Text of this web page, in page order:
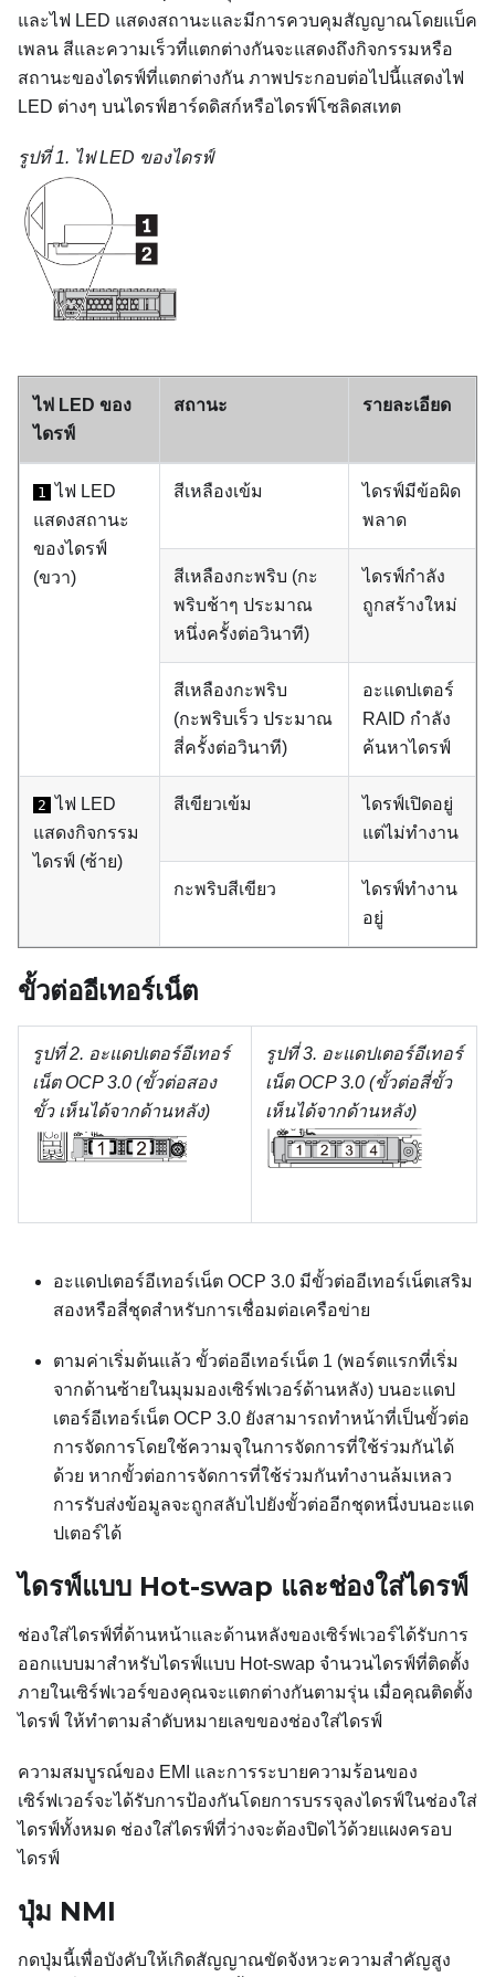
และไฟ LED แสดงสถานะและมีการควบคุมสัญญาณโดยแบ็ค
เพลน สีและความเร็วที่แตกต่างกันจะแสดงถึงกิจกรรมหรือ
สถานะของไดรฟ์ที่แตกต่างกัน ภาพประกอบต่อไปนี้แสดงไฟ
LED ต่างๆ บนไดรฟ์ฮาร์ดดิสก์หรือไดรฟ์โซลิดสเทต
รูปที่ 1. ไฟ LED ของไดรฟ์
ไฟ LED ของ
ไดรฟ์
สถานะ รายละเอียด
1
ไฟ LED
แสดงสถานะ
ของไดรฟ์
(ขวา)
สีเหลืองเข้ม
ไดรฟ์มีข้อผิด
พลาด
สีเหลืองกะพริบ (กะ
พริบช้าๆ ประมาณ
หนึ่งครั้งต่อวินาที)
ไดรฟ์กำลัง
ถูกสร้างใหม่
สีเหลืองกะพริบ
(กะพริบเร็ว ประมาณ
สี่ครั้งต่อวินาที)
อะแดปเตอร์
RAID กำลัง
ค้นหาไดรฟ์
2 ไฟ LED
แสดงกิจกรรม
ไดรฟ์ (ซ้าย)
สีเขียวเข้ม
ไดรฟ์เปิดอยู่
แต่ไม่ทำงาน
กะพริบสีเขียว
ไดรฟ์ทำงาน
อยู่
ขั้วต่ออีเทอร์เน็ต
รูปที่ 2. อะแดปเตอร์อีเทอร์
เน็ต OCP 3.0 (ขั้วต่อสอง
ขั้ว เห็นได้จากด้านหลัง)
รูปที่ 3. อะแดปเตอร์อีเทอร์
เน็ต OCP 3.0 (ขั้วต่อสี่ขั้ว
เห็นได้จากด้านหลัง)
อะแดปเตอร์อีเทอร์เน็ต OCP 3.0 มีขั้วต่ออีเทอร์เน็ตเสริม
สองหรือสี่ชุดสำหรับการเชื่อมต่อเครือข่าย
ตามค่าเริ่มต้นแล้ว ขั้วต่ออีเทอร์เน็ต 1 (พอร์ตแรกที่เริ่ม
จากด้านซ้ายในมุมมองเซิร์ฟเวอร์ด้านหลัง) บนอะแดป
เตอร์อีเทอร์เน็ต OCP 3.0 ยังสามารถทำหน้าที่เป็นขั้วต่อ
การจัดการโดยใช้ความจุในการจัดการที่ใช้ร่วมกันได้
ด้วย หากขั้วต่อการจัดการที่ใช้ร่วมกันทำงานล้มเหลว
การรับส่งข้อมูลจะถูกสลับไปยังขั้วต่ออีกชุดหนึ่งบนอะแด
ปเตอร์ได้
ไดรฟ์แบบ Hot-swap และช่องใส่ไดรฟ์
ช่องใส่ไดรฟ์ที่ด้านหน้าและด้านหลังของเซิร์ฟเวอร์ได้รับการ
ออกแบบมาสำหรับไดรฟ์แบบ Hot-swap จำนวนไดรฟ์ที่ติดตั้ง
ภายในเซิร์ฟเวอร์ของคุณจะแตกต่างกันตามรุ่น เมื่อคุณติดตั้ง
ไดรฟ์ ให้ทำตามลำดับหมายเลขของช่องใส่ไดรฟ์
ความสมบูรณ์ของ EMI และการระบายความร้อนของ
เซิร์ฟเวอร์จะได้รับการป้องกันโดยการบรรจุลงไดรฟ์ในช่องใส่
ไดรฟ์ทั้งหมด ช่องใส่ไดรฟ์ที่ว่างจะต้องปิดไว้ด้วยแผงครอบ
ไดรฟ์
ปุ่ม NMI
กดปุ่มนี้เพื่อบังคับให้เกิดสัญญาณขัดจังหวะความสำคัญสูง